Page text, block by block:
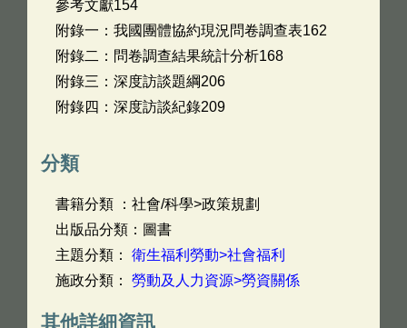
參考文獻154
附錄一：我國團體協約現況問卷調查表162
附錄二：問卷調查結果統計分析168
附錄三：深度訪談題綱206
附錄四：深度訪談紀錄209
分類
書籍分類 ：社會/科學>政策規劃
出版品分類：圖書
主題分類： 衛生福利勞動>社會福利
施政分類： 勞動及人力資源>勞資關係
其他詳細資訊